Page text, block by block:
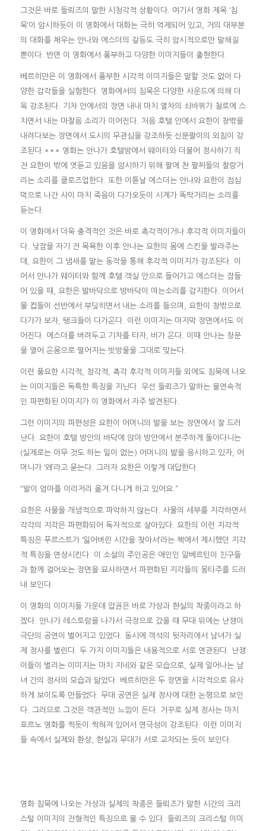
그것은 바로 들뢰즈의 말한 시청각적 상황이다. 여기서 영화 제목 ‘침
묵’이 암시하듯이 이 영화에서 대화는 극히 억제되어 있고, 거의 대부분
의 대화를 채우는 안나와 에스더의 갈등도 극히 암시적으로만 말해질
뿐이다. 반면 이 영화에서 풍부하고 다양한 이미지들이 출현한다.
베르히만은 이 영화에서 풍부한 시각적 이미지들은 말할 것도 없이 다
양한 감각들을 실험한다. 영화에서의 침묵은 다양한 사운드에 의해 더
욱 강조된다. 기차 안에서의 장면 내내 마치 열차의 쇠바퀴가 철로에 스
치면서 내는 마찰음 소리가 이어진다. 처음 호텔 안에서 요한이 창밖을
내려다보는 장면에서 도시의 무관심을 강조하듯 신문팔이의 외침이 강
조된다.*** 영화는 안나가 호텔방에서 웨이터와 더불어 정사하기 직
전 요한이 밖에 엿듣고 있음을 암시하기 위해 팔에 찬 팔찌들의 찰랑거
리는 소리를 클로즈업한다. 또한 이튿날 에스더는 안나와 요한이 점심
먹으로 나간 사이 마치 죽음이 다가오듯이 시계가 똑딱거리는 소리를
듣는다.
이 영화에서 더욱 충격적인 것은 바로 촉각적이거나 후각적 이미지들이
다. 낮잠을 자기 전 목욕한 이후 안나는 요한의 몸에 스킨을 발라주는
데, 요한이 그 냄새를 맡는 동작을 통해 후각적 이미지가 강조된다. 이
어서 안나가 웨이터와 함께 호텔 객실 안으로 들어가고 에스더는 잠들
어 있을 때, 요한은 발바닥으로 방바닥이 떠는소리를 감지한다. 이어서
물 컵들이 선반에서 부딪히면서 내는 소리를 들으며, 요한이 창밖으로
다가가 보자, 탱크들이 다가온다. 이런 이미지는 마지막 장면에서도 이
어진다. 에스더를 버려두고 기차를 타자, 비가 온다. 이때 안나는 창문
을 열어 온몸으로 떨어지는 빗방울을 그대로 맞는다.
이런 풍요한 시각적, 청각적, 촉각 후각적 이미지들 외에도 침묵에 나오
는 이미지들은 독특한 특징을 지닌다. 우선 들뢰즈가 말하는 불연속적
인 파편화된 이미지가 이 영화에서 자주 발견된다.
그런 이미지의 파편성은 요한이 어머니의 발을 보는 장면에서 잘 드러
난다. 요한이 호텔 방안의 바닥에 앉아 방안에서 분주하게 돌아다니는
(실제로는 아무 것도 하는 일이 없는) 어머니의 발을 응시하고 있자, 어
머니가 ‘왜’라고 묻는다. 그러자 요한은 이렇게 대답한다.
“발이 엄마를 이리저리 옮겨 다니게 하고 있어요.”
요한은 사물을 개념적으로 파악하지 않는다. 사물의 세부를 지각하면서
각각의 지각은 파편화되어 독자적으로 살아있다. 요한의 이런 지각적
특징은 푸르스트가 ‘잃어버린 시간을 찾아서’라는 책에서 제시했던 지각
적 특징을 연상시킨다. 이 소설의 주인공은 애인인 알베르틴이 친구들
과 함께 걸어오는 장면을 묘사하면서 파편화된 지각들의 몽타주를 드러
내 보인다.
이 영화의 이미지들 가운데 압권은 바로 가상과 현실의 착종이라고 하
겠다. 안나가 레스토랑을 나가서 극장으로 갔을 때 무대 위에는 난쟁이
극단의 공연이 벌어지고 있었다. 동시에 객석의 뒷자리에서 남녀가 실
제 정사를 벌린다. 두 가지 이미지들은 내용적으로 서로 연관된다. 난쟁
이들이 벌리는 이미지는 마치 지네와 같은 모습으로, 실제 일어나는 남
녀 간의 정사의 모습과 닮았다. 베르히만은 두 장면을 시각적으로 유사
하게 보이도록 만들었다. 무대 공연은 실제 정사에 대한 논평으로 보인
다. 그러므로 그것은 객관적인 느낌이 든다. 거꾸로 실제 정사는 마치
포르노 영화를 찍듯이 찍혀져 있어서 연극성이 강조된다. 이런 이미지
들 속에서 실제와 환상, 현실과 무대가 서로 교차되는 듯이 보인다.
영화 침묵에 나오는 가상과 실제의 착종은 들뢰즈가 말한 시간의 크리
스털 이미지의 전형적인 특징으로 볼 수 있다. 들뢰즈의 크리스털 이미